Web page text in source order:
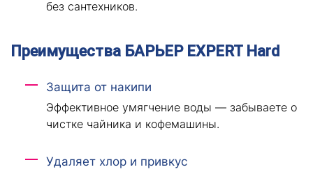
без сантехников.
Преимущества БАРЬЕР EXPERT Hard
Защита от накипи
Эффективное умягчение воды — забываете о
чистке чайника и кофемашины.
Удаляет хлор и привкус